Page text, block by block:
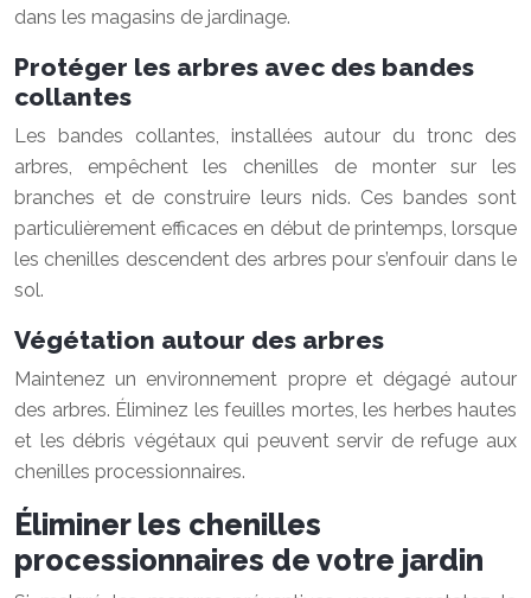
dans les magasins de jardinage.
Protéger les arbres avec des bandes
collantes
Les bandes collantes, installées autour du tronc des
arbres, empêchent les chenilles de monter sur les
branches et de construire leurs nids. Ces bandes sont
particulièrement efficaces en début de printemps, lorsque
les chenilles descendent des arbres pour s’enfouir dans le
sol.
Végétation autour des arbres
Maintenez un environnement propre et dégagé autour
des arbres. Éliminez les feuilles mortes, les herbes hautes
et les débris végétaux qui peuvent servir de refuge aux
chenilles processionnaires.
Éliminer les chenilles
processionnaires de votre jardin